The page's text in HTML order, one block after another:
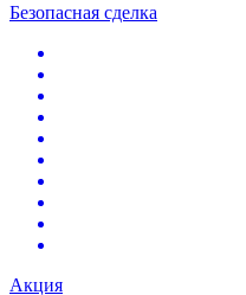
Безопасная сделка
Акция